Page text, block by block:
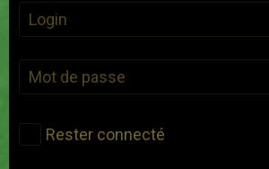
Rester connecté